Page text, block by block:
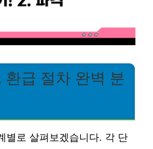
환급 절차 완벽 분
별로 살펴보겠습니다. 각 단